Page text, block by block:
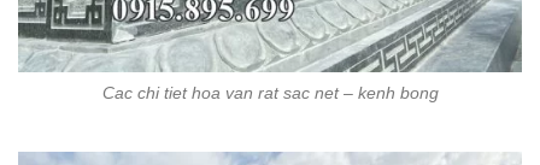
Cac chi tiet hoa van rat sac net – kenh bong